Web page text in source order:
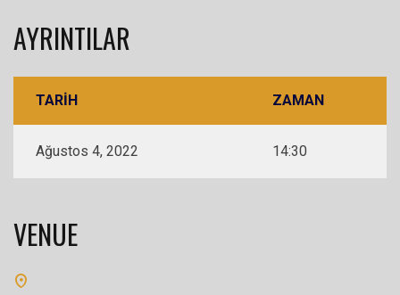
AYRINTILAR
TARIH ZAMAN
Ağustos 4, 2022 14:30
VENUE